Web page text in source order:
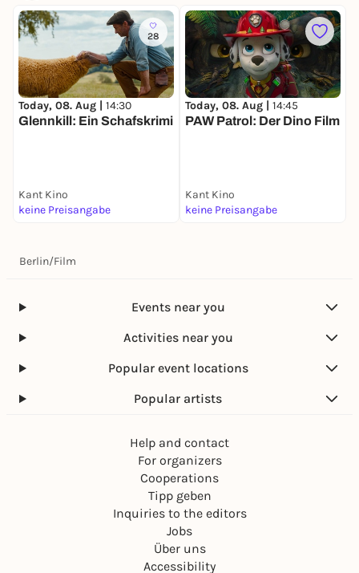
28
Today, 08. Aug | 14:30
Glennkill: Ein Schafskrimi
Kant Kino
keine Preisangabe
Today, 08. Aug | 14:45
PAW Patrol: Der Dino Film
Kant Kino
keine Preisangabe
Berlin/Film
Events near you
Activities near you
Popular event locations
Popular artists
Help and contact
For organizers
Cooperations
Tipp geben
Inquiries to the editors
Jobs
Über uns
Accessibility